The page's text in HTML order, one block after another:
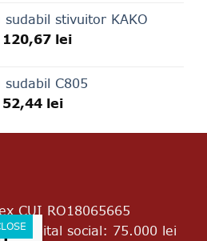
sudabil stivuitor KAKO
120,67 lei
sudabil C805
52,44 lei
CUI RO18065665
Capital social: 75.000 lei